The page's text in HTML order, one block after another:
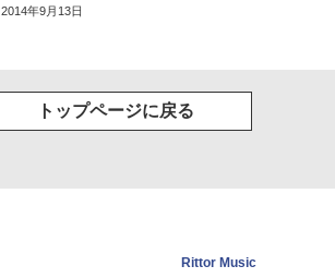
2014年9月13日
トップページに戻る
Rittor Music